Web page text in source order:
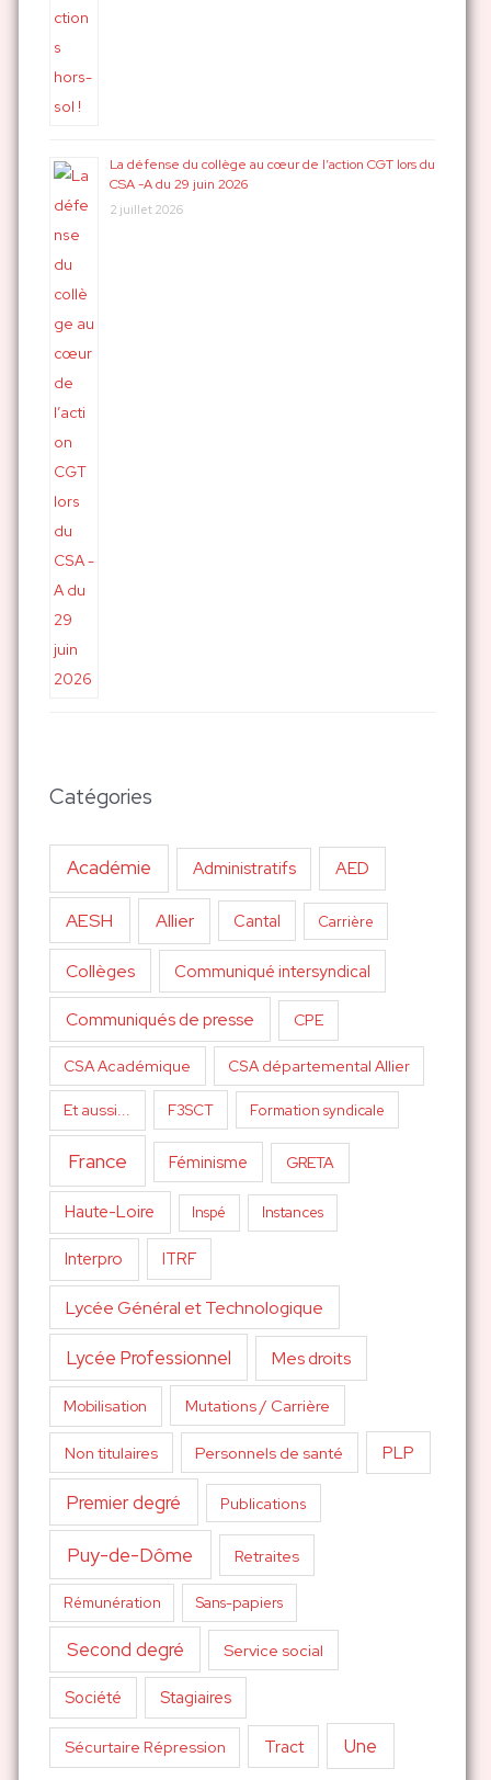
La défense du collège au cœur de l’action CGT lors du
CSA -A du 29 juin 2026
2 juillet 2026
Catégories
Académie Administratifs AED
AESH Allier Cantal Carrière
Collèges Communiqué intersyndical
Communiqués de presse CPE
CSA Académique CSA départemental Allier
Et aussi... F3SCT Formation syndicale
France Féminisme GRETA
Haute-Loire Inspé Instances
Interpro ITRF
Lycée Général et Technologique
Lycée Professionnel Mes droits
Mobilisation Mutations / Carrière
Non titulaires Personnels de santé PLP
Premier degré Publications
Puy-de-Dôme Retraites
Rémunération Sans-papiers
Second degré Service social
Société Stagiaires
Sécurtaire Répression Tract Une